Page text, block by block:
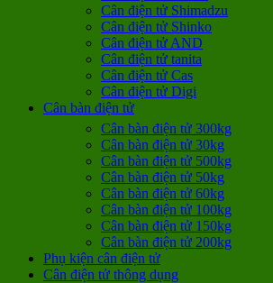
Cân điện tử Shimadzu
Cân điện tử Shinko
Cân điện tử AND
Cân điện tử tanita
Cân điện tử Cas
Cân điện tử Digi
Cân bàn điện tử
Cân bàn điện tử 300kg
Cân bàn điện tử 30kg
Cân bàn điện tử 500kg
Cân bàn điện tử 50kg
Cân bàn điện tử 60kg
Cân bàn điện tử 100kg
Cân bàn điện tử 150kg
Cân bàn điện tử 200kg
Phụ kiện cân điện tử
Cân điện tử thông dụng